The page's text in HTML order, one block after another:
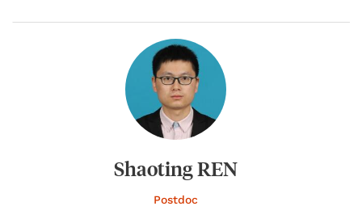
Shaoting REN
Postdoc